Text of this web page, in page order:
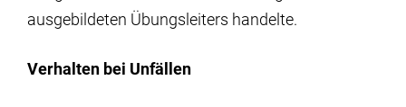
ausgebildeten Übungsleiters handelte.
Verhalten bei Unfällen